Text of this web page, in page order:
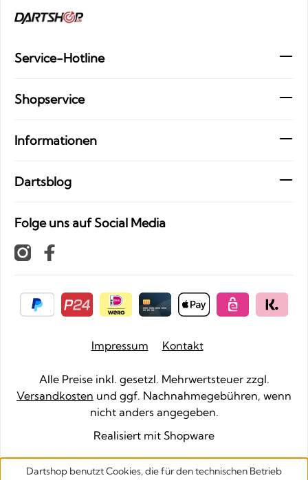
Service-Hotline
Shopservice
Informationen
Dartsblog
Folge uns auf Social Media
Impressum Kontakt
Alle Preise inkl. gesetzl. Mehrwertsteuer zzgl.
Versandkosten und ggf. Nachnahmegebühren, wenn
nicht anders angegeben.
Realisiert mit Shopware
Dartshop benutzt Cookies, die für den technischen Betrieb